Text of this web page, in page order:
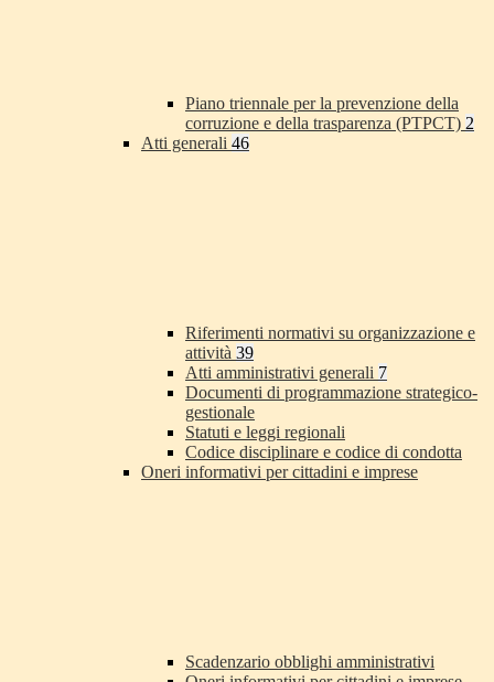
Piano triennale per la prevenzione della
corruzione e della trasparenza (PTPCT) 2
Atti generali 46
Riferimenti normativi su organizzazione e
attività 39
Atti amministrativi generali 7
Documenti di programmazione strategico-
gestionale
Statuti e leggi regionali
Codice disciplinare e codice di condotta
Oneri informativi per cittadini e imprese
Scadenzario obblighi amministrativi